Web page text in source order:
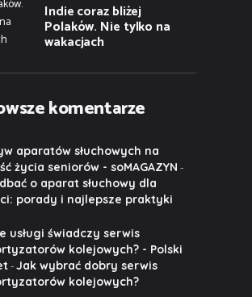
Indie coraz bliżej
Polaków. Nie tylko na
wakacjach
komentarze
aparatów słuchowych na
życia seniorów - soMAGAZYN -
o aparat słuchowy dla
porady i najlepsze praktyki
usługi świadczy serwis
kolejowych? - Polski
-Jak wybrać dobry serwis
kolejowych?